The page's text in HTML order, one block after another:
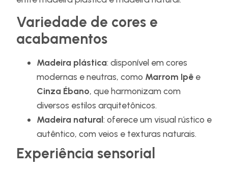
Variedade de cores e
acabamentos
Madeira plástica: disponível em cores
modernas e neutras, como Marrom Ipê e
Cinza Ébano, que harmonizam com
diversos estilos arquitetônicos.
Madeira natural: oferece um visual rústico e
autêntico, com veios e texturas naturais.
Experiência sensorial